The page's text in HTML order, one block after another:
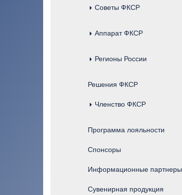
Советы ФКСР
Аппарат ФКСР
Регионы России
Решения ФКСР
Членство ФКСР
Программа лояльности
Спонсоры
Информационные партнеры
Сувенирная продукция